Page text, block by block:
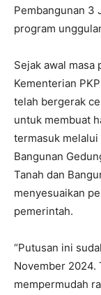
Pembangunan 3
program
Sejak awal masa
Kementerian
telah bergerak
untuk membuat
termasuk
Bangunan
Tanah dan
menyesuaikan
pemerintah.
“Putusan ini
November 2024.
mempermudah